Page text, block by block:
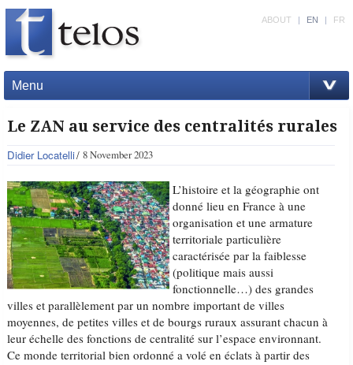
Menu
ABOUT | EN | FR
Le ZAN au service des centralités rurales
Didier Locatelli 8 November 2023
L’histoire et la géographie ont
donné lieu en France à une
organisation et une armature
territoriale particulière
caractérisée par la faiblesse
(politique mais aussi
fonctionnelle…) des grandes
villes et parallèlement par un nombre important de villes
moyennes, de petites villes et de bourgs ruraux assurant chacun à
leur échelle des fonctions de centralité sur l’espace environnant.
Ce monde territorial bien ordonné a volé en éclats à partir des